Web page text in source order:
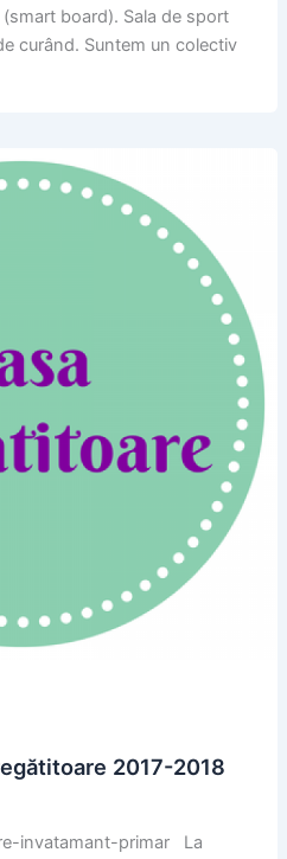
board). Sala de sport
curând. Suntem un colectiv
2017-2018
invatamant-primar La